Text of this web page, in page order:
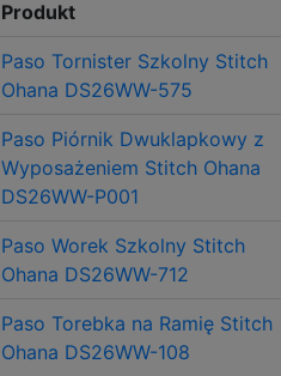
Produkt
Paso Tornister Szkolny Stitch
Ohana DS26WW-575
Paso Piórnik Dwuklapkowy z
Wyposażeniem Stitch Ohana
DS26WW-P001
Paso Worek Szkolny Stitch
Ohana DS26WW-712
Paso Torebka na Ramię Stitch
Ohana DS26WW-108